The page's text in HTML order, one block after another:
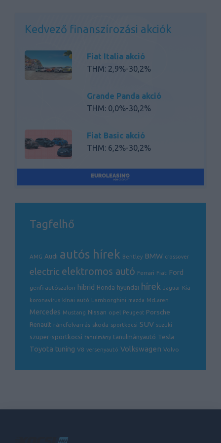
Kedvező finanszírozási akciók
Fiat Italia akció
THM: 2,9%-30,2%
Grande Panda akció
THM: 0,0%-30,2%
Fiat Basic akció
THM: 6,2%-30,2%
Tagfelhő
AMG Audi autós hírek Bentley BMW crossover
electric elektromos autó Ferrari Fiat Ford
genfi autószalon hibrid Honda hyundai hírek Jaguar Kia
koronavírus kínai autó Lamborghini mazda McLaren
Mercedes Mustang Nissan opel Peugeot Porsche
Renault ráncfelvarrás skoda sportkocsi SUV suzuki
szuper-sportkocsi tanulmány tanulmányautó Tesla
Toyota tuning V8 versenyautó Volkswagen Volvo